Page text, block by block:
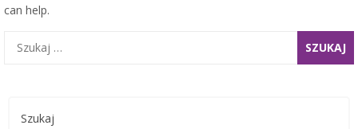
can help.
Szukaj:
Szukaj